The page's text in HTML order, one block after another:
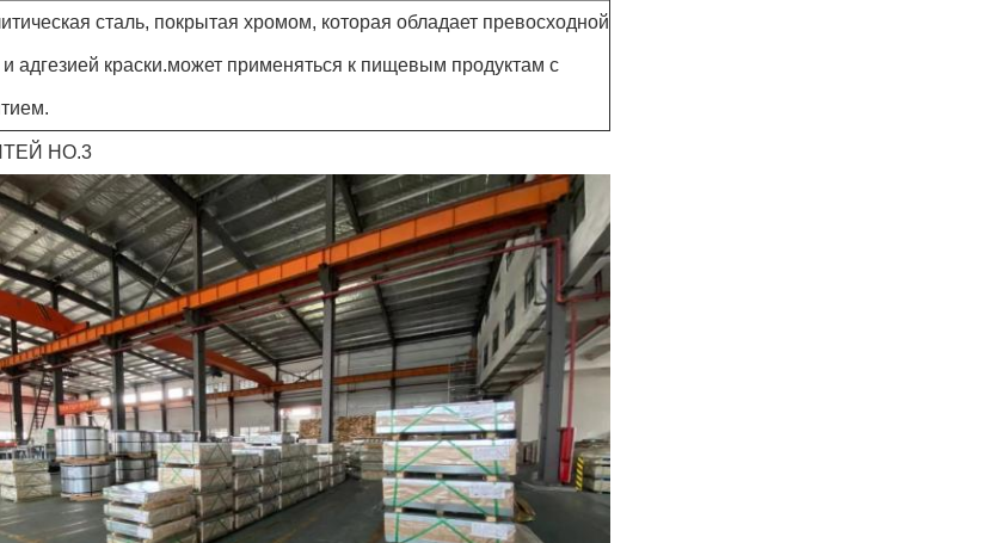
сталь, покрытая хромом, которая обладает превосходной
и адгезией краски.может применяться к пищевым продуктам с
НО.3